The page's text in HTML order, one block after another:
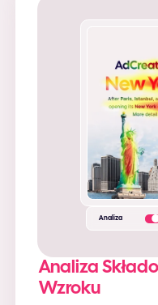
Analiza
Wzroku
Analiza